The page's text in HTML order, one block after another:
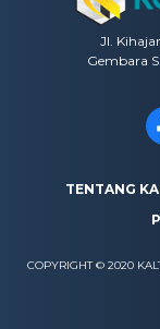
Jl.
Gembara
TENTANG
COPYRIGHT © 2020